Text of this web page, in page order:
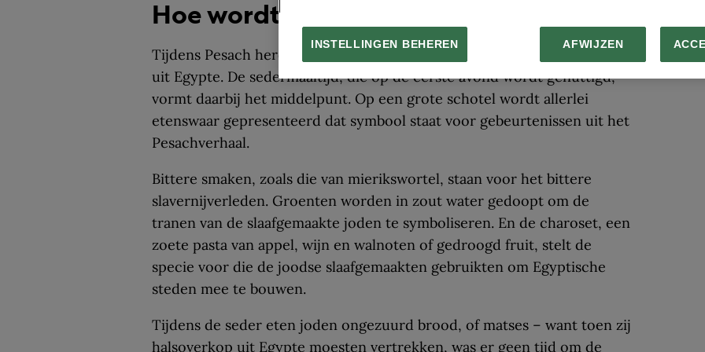
Hoe wordt Pesach gevierd?
Tijdens Pesach herdenken Joden de slavernij en vieren zij de uittocht
uit Egypte. De sedermaaltijd, die op de eerste avond wordt genuttigd,
vormt daarbij het middelpunt. Op een grote schotel wordt allerlei
etenswaar gepresenteerd dat symbool staat voor gebeurtenissen uit het
Pesachverhaal.
Bittere smaken, zoals die van mierikswortel, staan voor het bittere
slavernijverleden. Groenten worden in zout water gedoopt om de
tranen van de slaafgemaakte joden te symboliseren. En de charoset, een
zoete pasta van appel, wijn en walnoten of gedroogd fruit, stelt de
specie voor die de joodse slaafgemaakten gebruikten om Egyptische
steden mee te bouwen.
Tijdens de seder eten joden ongezuurd brood, of matses – want toen zij
halsoverkop uit Egypte moesten vertrekken, was er geen tijd om de
INSTELLINGEN BEHEREN AFWIJZEN